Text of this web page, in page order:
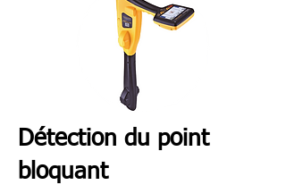
Détection du point
bloquant